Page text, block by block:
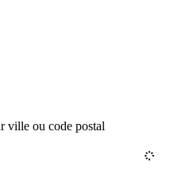
ville ou code postal